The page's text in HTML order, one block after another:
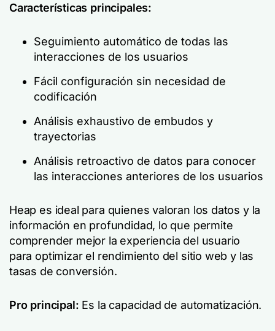
Características principales:
Seguimiento automático de todas las
interacciones de los usuarios
Fácil configuración sin necesidad de
codificación
Análisis exhaustivo de embudos y
trayectorias
Análisis retroactivo de datos para conocer
las interacciones anteriores de los usuarios
Heap es ideal para quienes valoran los datos y la
información en profundidad, lo que permite
comprender mejor la experiencia del usuario
para optimizar el rendimiento del sitio web y las
tasas de conversión.
Pro principal: Es la capacidad de automatización.